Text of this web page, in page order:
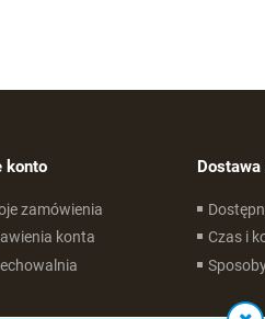
konto
zamówienia
konta
Dostawa
Czas i